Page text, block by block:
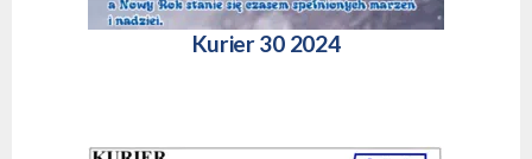
Kurier 30 2024